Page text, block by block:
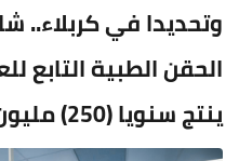
وتحديدا في
الحقن الطبية التابع
ينتج سنويا (250) مليون قطعة